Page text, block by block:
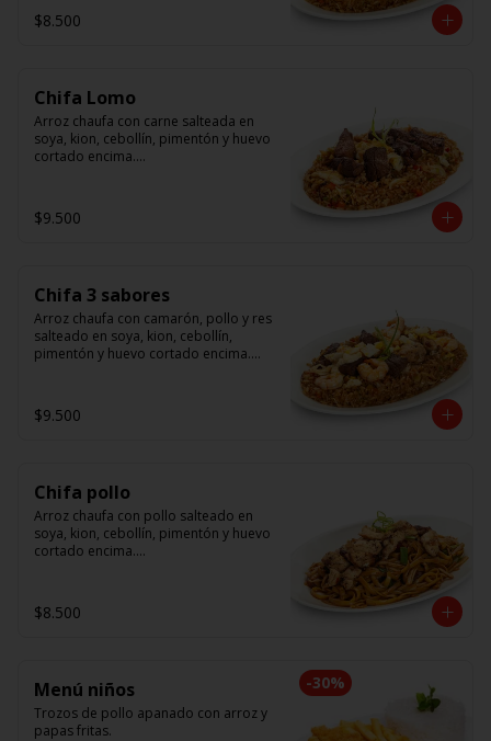
soya, cebollín, tomate y cebolla
morada.
$8.500
Chifa Lomo
Arroz chaufa con carne salteada en
soya, kion, cebollín, pimentón y huevo
cortado encima.
cebollín, tomate y cebolla morada.
$9.500
Chifa 3 sabores
Arroz chaufa con camarón, pollo y res
salteado en soya, kion, cebollín,
pimentón y huevo cortado encima.
salteado en soya, cebollín, tomate y
cebolla morada.
$9.500
Chifa pollo
Arroz chaufa con pollo salteado en
soya, kion, cebollín, pimentón y huevo
cortado encima.
cebollín, tomate y cebolla morada.
$8.500
-30%
Menú niños
Trozos de pollo apanado con arroz y
papas fritas.